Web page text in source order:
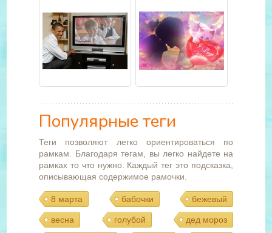
Популярные теги
Теги позволяют легко ориентироваться по
рамкам. Благодаря тегам, вы легко найдете на
рамках то что нужно. Каждый тег это подсказка,
описывающая содержимое рамочки.
8 марта бабочки бежевый
весна голубой дед мороз